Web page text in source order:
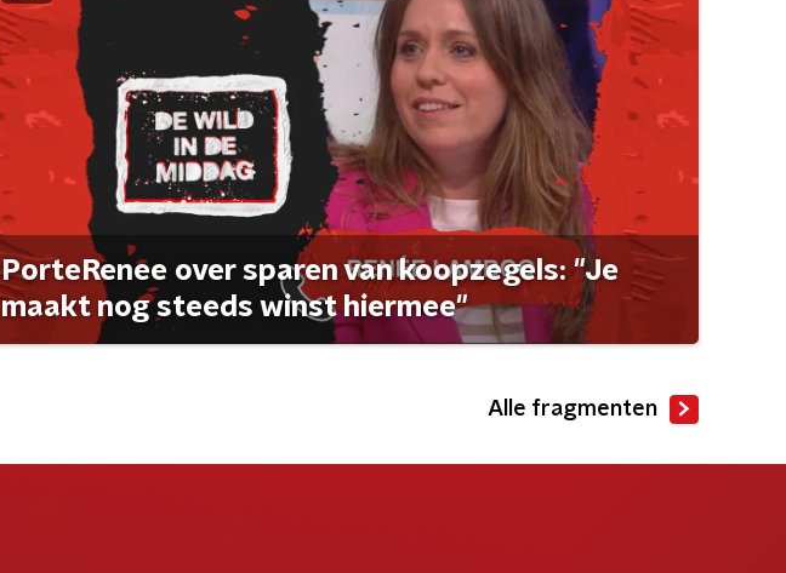
PorteRenee over sparen van koopzegels: "Je
maakt nog steeds winst hiermee"
Alle fragmenten